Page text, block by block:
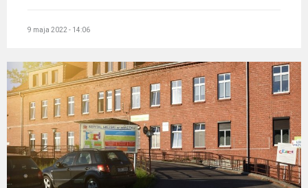
9 maja 2022 - 14:06